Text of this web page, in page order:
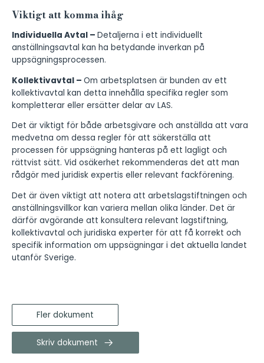
Viktigt att komma ihåg
Individuella Avtal –Detaljerna i ett individuellt
anställningsavtal kan ha betydande inverkan på
uppsägningsprocessen.
Kollektivavtal –Om arbetsplatsen är bunden av ett
kollektivavtal kan detta innehålla specifika regler som
kompletterar eller ersätter delar av LAS.
Det är viktigt för både arbetsgivare och anställda att vara
medvetna om dessa regler för att säkerställa att
processen för uppsägning hanteras på ett lagligt och
rättvist sätt. Vid osäkerhet rekommenderas det att man
rådgör med juridisk expertis eller relevant fackförening.
Det är även viktigt att notera att arbetslagstiftningen och
anställningsvillkor kan variera mellan olika länder. Det är
därför avgörande att konsultera relevant lagstiftning,
kollektivavtal och juridiska experter för att få korrekt och
specifik information om uppsägningar i det aktuella landet
utanför Sverige.
Fler dokument
Skriv dokument